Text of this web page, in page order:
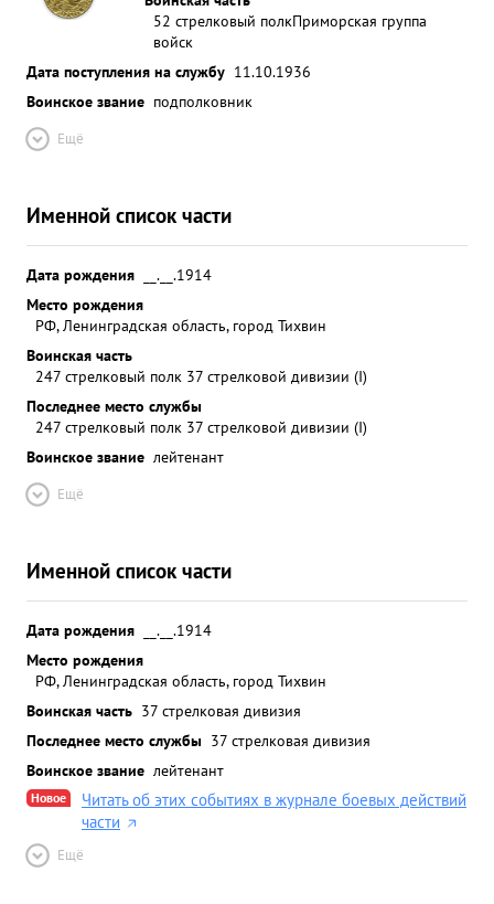
52 стрелковый полкПриморская группа
войск
Дата поступления на службу 11.10.1936
Воинское звание подполковник
Ещё
Именной список части
Дата рождения
__.__.1914
Место рождения
РФ, Ленинградская область, город Тихвин
Воинская часть
247 стрелковый полк 37 стрелковой дивизии (I)
Последнее место службы
247 стрелковый полк 37 стрелковой дивизии (I)
Воинское звание лейтенант
Ещё
Именной список части
Дата рождения
__.__.1914
Место рождения
РФ, Ленинградская область, город Тихвин
Воинская часть 37 стрелковая дивизия
Последнее место службы 37 стрелковая дивизия
Воинское звание лейтенант
Новое
Читать об этих событиях в журнале боевых действий
части
Ещё